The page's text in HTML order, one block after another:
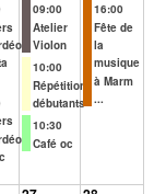
09:00
Atelier
Violon
10:00
Répétition
débutants
10:30
Café oc
16:00
Fête de
la
musique
à Marm
...